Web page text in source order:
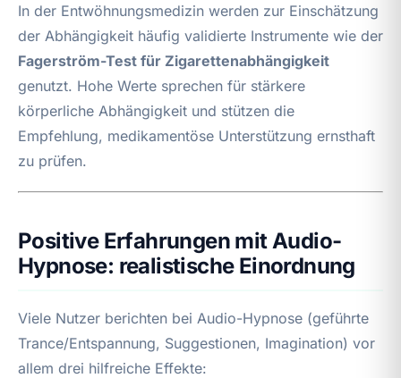
In der Entwöhnungsmedizin werden zur Einschätzung
der Abhängigkeit häufig validierte Instrumente wie der
Fagerström-Test für Zigarettenabhängigkeit
genutzt. Hohe Werte sprechen für stärkere
körperliche Abhängigkeit und stützen die
Empfehlung, medikamentöse Unterstützung ernsthaft
zu prüfen.
Positive Erfahrungen mit Audio-
Hypnose: realistische Einordnung
Viele Nutzer berichten bei Audio-Hypnose (geführte
Trance/Entspannung, Suggestionen, Imagination) vor
allem drei hilfreiche Effekte: